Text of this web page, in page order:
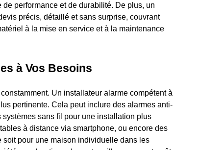
performance et de durabilité. De plus, un
précis, détaillé et sans surprise, couvrant
à la mise en service et à la maintenance
à Vos Besoins
Un installateur alarme compétent à
pertinente. Cela peut inclure des alarmes anti-
sans fil pour une installation plus
à distance via smartphone, ou encore des
pour une maison individuelle dans les